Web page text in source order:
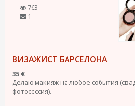
763
1
ВИЗАЖИСТ БАРСЕЛОНА
35 €
Делаю макияж на любое события
фотосессия).